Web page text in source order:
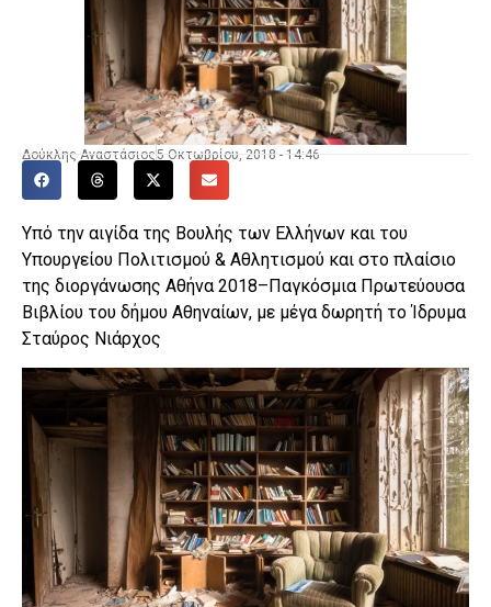
Δούκλης Αναστάσιος5 Οκτωβρίου, 2018 - 14:46
Υπό την αιγίδα της Βουλής των Ελλήνων και του
Υπουργείου Πολιτισμού & Αθλητισμού και στο πλαίσιο
της διοργάνωσης Αθήνα 2018–Παγκόσμια Πρωτεύουσα
Βιβλίου του δήμου Αθηναίων, με μέγα δωρητή το Ίδρυμα
Σταύρος Νιάρχος